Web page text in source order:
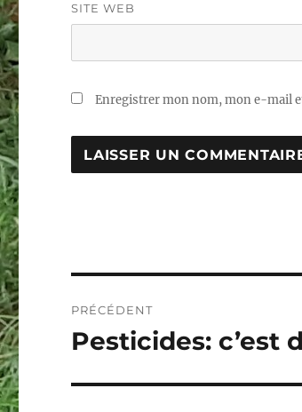
SITE WEB
Enregistrer mon nom, mon e-mail
de
PRÉCÉDENT
Publication
Pesticides: c’est